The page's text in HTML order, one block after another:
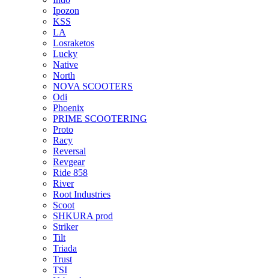
Ipozon
KSS
LA
Losraketos
Lucky
Native
North
NOVA SCOOTERS
Odi
Phoenix
PRIME SCOOTERING
Proto
Racy
Reversal
Revgear
Ride 858
River
Root Industries
Scoot
SHKURA рrоd
Striker
Tilt
Triada
Trust
TSI